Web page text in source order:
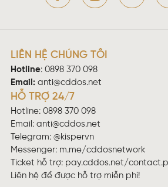
LIÊN HỆ CHÚNG TÔI
Hotline: 0898 370 098
Email: anti@cddos.net
HỖ TRỢ 24/7
Hotline: 0898 370 098
Email: anti@cddos.net
Telegram: @kispervn
Messenger: m.me/cddosnetwork
Ticket hỗ trợ: pay.cddos.net/
Liên hệ để được hỗ trợ miễn phí!